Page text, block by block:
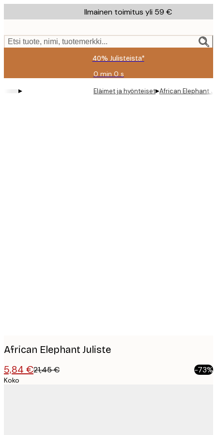
to
content.
Ilmainen toimitus yli 59 €
Etsi tuote, nimi, tuotemerkki...
40% Julisteista*
0 min 0 s
Voimassa
asti:
2026-
▸ Eläimet ja hyönteiset▸African Elephant
African Elephant Juliste
5,84 €21,45 € -73%
Koko